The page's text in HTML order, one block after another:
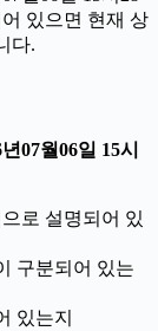
있으면 현재 상
다.
07월06일 15시
로 설명되어 있
구분되어 있는
있는지